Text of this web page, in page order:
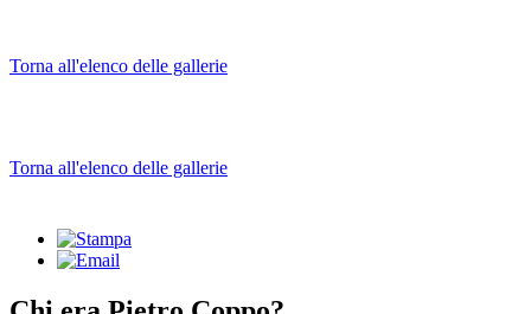
Torna all'elenco delle gallerie
Torna all'elenco delle gallerie